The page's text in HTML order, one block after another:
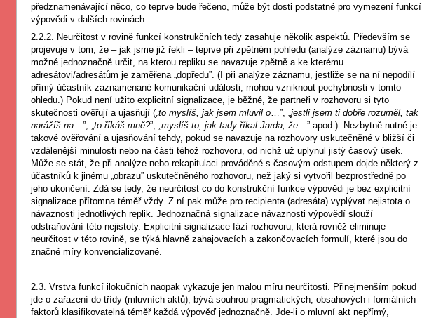
předznamenávající něco, co teprve bude řečeno, může být dosti podstatné pro vymezení funkcí
výpovědi v dalších rovinách.
2.2.2. Neurčitost v rovině funkcí konstrukčních tedy zasahuje několik aspektů. Především se
projevuje v tom, že – jak jsme již řekli – teprve při zpětném pohledu (analýze záznamu) bývá
možné jednoznačně určit, na kterou repliku se navazuje zpětně a ke kterému
adresátovi/adresátům je zaměřena „dopředu”. (I při analýze záznamu, jestliže se na ní nepodílí
přímý účastník zaznamenané komunikační události, mohou vzniknout pochybnosti v tomto
ohledu.) Pokud není užito explicitní signalizace, je běžné, že partneři v rozhovoru si tyto
skutečnosti ověřují a ujasňují („to myslíš, jak jsem mluvil o…”, „jestli jsem ti dobře rozuměl, tak
narážíš na…”, „to říkáš mně?”, „myslíš to, jak tady říkal Jarda, že…” apod.). Nezbytně nutné je
takové ověřování a ujasňování tehdy, pokud se navazuje na rozhovory uskutečněné v bližší či
vzdálenější minulosti nebo na části téhož rozhovoru, od nichž už uplynul jistý časový úsek.
Může se stát, že při analýze nebo rekapitulaci prováděné s časovým odstupem dojde některý z
účastníků k jinému „obrazu” uskutečněného rozhovoru, než jaký si vytvořil bezprostředně po
jeho ukončení. Zdá se tedy, že neurčitost co do konstrukční funkce výpovědi je bez explicitní
signalizace přítomna téměř vždy. Z ní pak může pro recipienta (adresáta) vyplývat nejistota o
návaznosti jednotlivých replik. Jednoznačná signalizace návaznosti výpovědí slouží
odstraňování této nejistoty. Explicitní signalizace fází rozhovoru, která rovněž eliminuje
neurčitost v této rovině, se týká hlavně zahajovacích a zakončovacích formulí, které jsou do
značné míry konvencializované.
2.3. Vrstva funkcí ilokučních naopak vykazuje jen malou míru neurčitosti. Přinejmenším pokud
jde o zařazení do třídy (mluvních aktů), bývá souhrou pragmatických, obsahových i formálních
faktorů klasifikovatelná téměř každá výpověď jednoznačně. Jde-li o mluvní akt nepřímý,